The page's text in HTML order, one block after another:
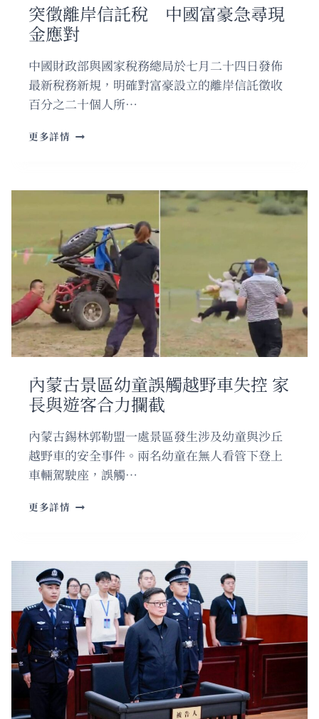
式
回
應
獲
網
民
支
突徵離岸信託稅 中國富豪急尋現
金應對
中國財政部與國家稅務總局於七月二十四日發佈
最新稅務新規，明確對富豪設立的離岸信託徵收
百分之二十個人所…
更多詳情
信
中
國
富
豪
急
尋
現
金
應
內蒙古景區幼童誤觸越野車失控 家
長與遊客合力攔截
內蒙古錫林郭勒盟一處景區發生涉及幼童與沙丘
越野車的安全事件。兩名幼童在無人看管下登上
車輛駕駛座，誤觸…
更多詳情
區
幼
童
誤
觸
越
野
車
失
家